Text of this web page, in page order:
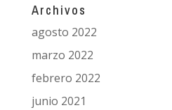
Archivos
agosto 2022
marzo 2022
febrero 2022
junio 2021